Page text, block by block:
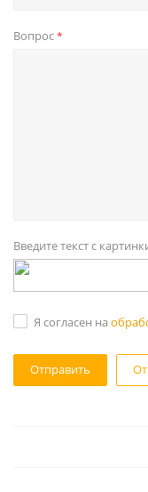
Вопрос*
Введите текст с
Я согласен на